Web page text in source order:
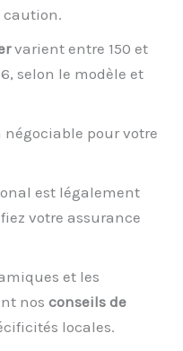
caution.
varient entre 150 et
selon le modèle et
négociable pour votre
est légalement
votre assurance
et les
nosconseils de
locales.